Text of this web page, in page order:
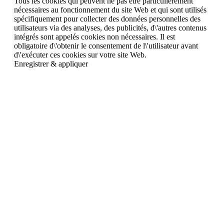
nécessaires au fonctionnement du site Web et qui sont utilisés
spécifiquement pour collecter des données personnelles des
utilisateurs via des analyses, des publicités, d\'autres contenus
intégrés sont appelés cookies non nécessaires. Il est
obligatoire d\'obtenir le consentement de l\'utilisateur avant
d\'exécuter ces cookies sur votre site Web.
Enregistrer & appliquer